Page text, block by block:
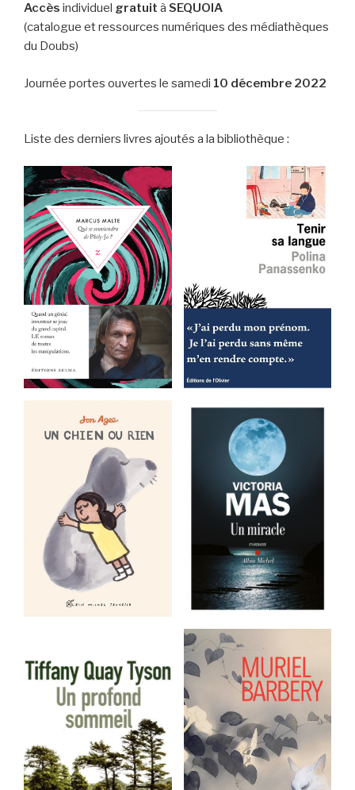
Accès individuel gratuit à SEQUOIA
(catalogue et ressources numériques des médiathèques
du Doubs)
Journée portes ouvertes le samedi 10 décembre 2022
Liste des derniers livres ajoutés a la bibliothèque :